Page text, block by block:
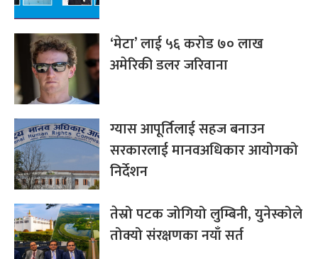
‘मेटा’ लाई ५६ करोड ७० लाख
अमेरिकी डलर जरिवाना
ग्यास आपूर्तिलाई सहज बनाउन
सरकारलाई मानवअधिकार आयोगको
निर्देशन
तेस्रो पटक जोगियो लुम्बिनी, युनेस्कोले
तोक्यो संरक्षणका नयाँ सर्त